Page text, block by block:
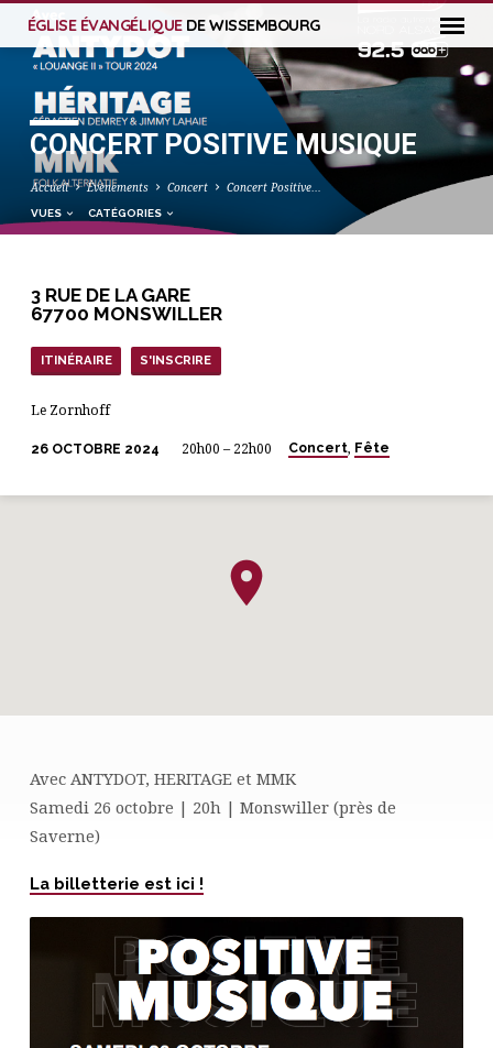
ÉGLISE ÉVANGÉLIQUE DE WISSEMBOURG
CONCERT POSITIVE MUSIQUE
Accueil Évènements Concert Concert Positive…
VUES CATÉGORIES
3 RUE DE LA GARE
67700 MONSWILLER
ITINÉRAIRE S'INSCRIRE
Le Zornhoff
26 OCTOBRE 2024 20h00 – 22h00 Concert, Fête
CONCERT
POSITIVE
Avec ANTYDOT, HERITAGE et MMK
Samedi 26 octobre | 20h | Monswiller (près de
Saverne)
La billetterie est ici !